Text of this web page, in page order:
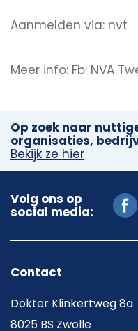
Aanmelden via: nvt
Meer info: Fb: NVA
Op zoek naar
organisaties,
Bekijk ze hier
Volg ons op
social media:
Contact
Dokter Klinkertweg 8a
8025 BS Zwolle